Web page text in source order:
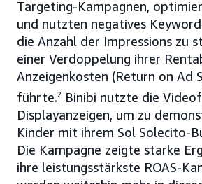
Targeting-Kampagnen,
und nutzten negatives
die Anzahl der Impressions zu
einer Verdoppelung ihrer
Anzeigenkosten (Return on Ad
führte.2
Binibi nutzte die
Displayanzeigen, um zu
Kinder mit ihrem Sol Solecito-
Die Kampagne zeigte starke
ihre leistungsstärkste ROAS-